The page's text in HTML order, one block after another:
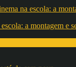
a montagem e